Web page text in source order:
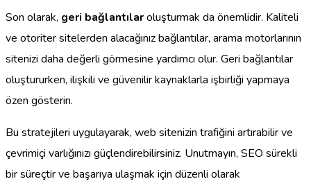
Son olarak, geri bağlantılaroluşturmak da önemlidir. Kaliteli
ve otoriter sitelerden alacağınız bağlantılar, arama motorlarının
sitenizi daha değerli görmesine yardımcı olur. Geri bağlantılar
oluştururken, ilişkili ve güvenilir kaynaklarla işbirliği yapmaya
özen gösterin.
Bu stratejileri uygulayarak, web sitenizin trafiğini artırabilir ve
çevrimiçi varlığınızı güçlendirebilirsiniz. Unutmayın, SEO sürekli
bir süreçtir ve başarıya ulaşmak için düzenli olarak